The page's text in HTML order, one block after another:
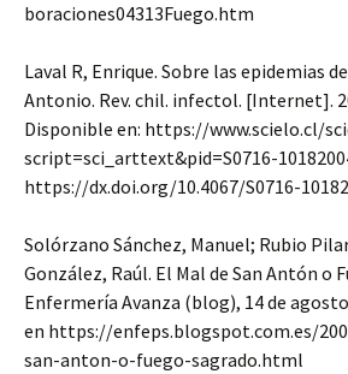
boraciones04313Fuego.htm
Laval R, Enrique. Sobre las epidemias
Antonio. Rev. chil. infectol. [Internet].
Disponible en: https://www.scielo.cl/
script=sci_arttext&pid=S0716-
https://dx.doi.org/10.4067/S0716-
Solórzano Sánchez, Manuel; Rubio
González, Raúl. El Mal de San Antón o
Enfermería Avanza (blog), 14 de
en https://enfeps.blogspot.com.es/
san-anton-o-fuego-sagrado.html